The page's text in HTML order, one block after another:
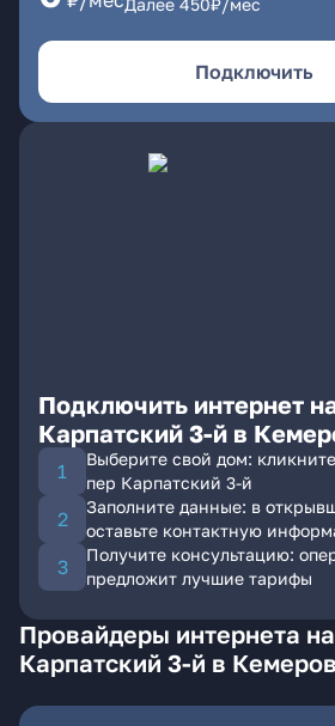
Далее 450₽/мес
Подключить
Подключить интернет
Карпатский 3-й в
Выберите свой дом:
пер Карпатский 3-й
Заполните данные: в
оставьте контактную
Получите консультацию:
предложит лучшие тарифы
Провайдеры интернета
Карпатский 3-й в